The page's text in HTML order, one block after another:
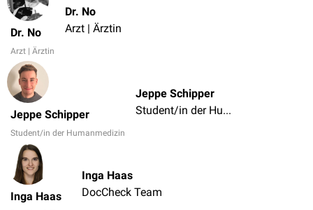
Dr. No
Arzt | Ärztin
Dr. No
Arzt | Ärztin
Jeppe Schipper
Student/in der Humanmedizin
Jeppe Schipper
Student/in der Humanmedizin
Inga Haas
Inga Haas
DocCheck Team